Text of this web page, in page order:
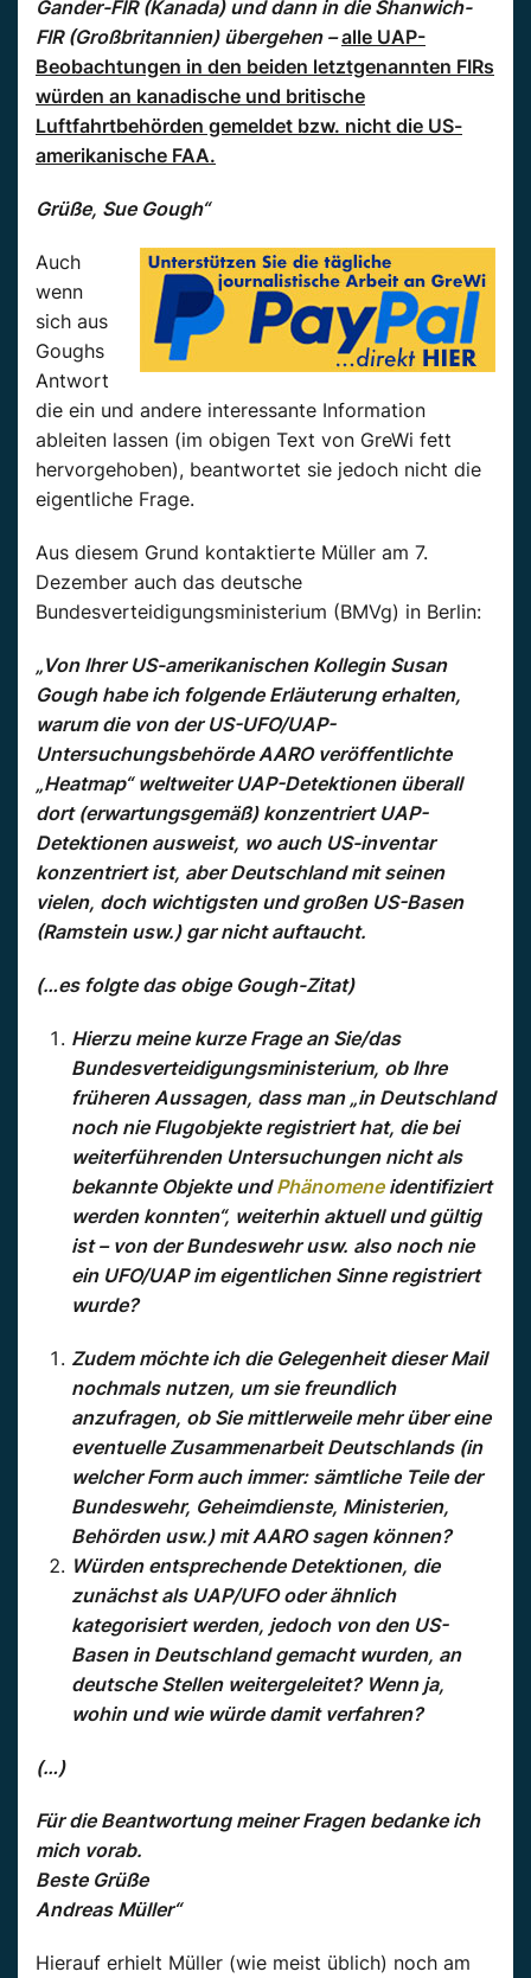
Gander-FIR (Kanada) und dann in die Shanwich-
FIR (Großbritannien) übergehen –alle UAP-
Beobachtungen in den beiden letztgenannten FIRs
würden an kanadische und britische
Luftfahrtbehörden gemeldet bzw. nicht die US-
amerikanische FAA.
Grüße, Sue Gough“
Auch
wenn
sich aus
Goughs
Antwort
die ein und andere interessante Information
ableiten lassen (im obigen Text von GreWi fett
hervorgehoben), beantwortet sie jedoch nicht die
eigentliche Frage.
Aus diesem Grund kontaktierte Müller am 7.
Dezember auch das deutsche
Bundesverteidigungsministerium (BMVg) in Berlin:
„Von Ihrer US-amerikanischen Kollegin Susan
Gough habe ich folgende Erläuterung erhalten,
warum die von der US-UFO/UAP-
Untersuchungsbehörde AARO veröffentlichte
„Heatmap“ weltweiter UAP-Detektionen überall
dort (erwartungsgemäß) konzentriert UAP-
Detektionen ausweist, wo auch US-inventar
konzentriert ist, aber Deutschland mit seinen
vielen, doch wichtigsten und großen US-Basen
(Ramstein usw.) gar nicht auftaucht.
(…es folgte das obige Gough-Zitat)
Hierzu meine kurze Frage an Sie/das
Bundesverteidigungsministerium, ob Ihre
früheren Aussagen, dass man „in Deutschland
noch nie Flugobjekte registriert hat, die bei
weiterführenden Untersuchungen nicht als
bekannte Objekte undPhänomeneidentifiziert
werden konnten“, weiterhin aktuell und gültig
ist – von der Bundeswehr usw. also noch nie
ein UFO/UAP im eigentlichen Sinne registriert
wurde?
Zudem möchte ich die Gelegenheit dieser Mail
nochmals nutzen, um sie freundlich
anzufragen, ob Sie mittlerweile mehr über eine
eventuelle Zusammenarbeit Deutschlands (in
welcher Form auch immer: sämtliche Teile der
Bundeswehr, Geheimdienste, Ministerien,
Behörden usw.) mit AARO sagen können?
Würden entsprechende Detektionen, die
zunächst als UAP/UFO oder ähnlich
kategorisiert werden, jedoch von den US-
Basen in Deutschland gemacht wurden, an
deutsche Stellen weitergeleitet? Wenn ja,
wohin und wie würde damit verfahren?
(…)
Für die Beantwortung meiner Fragen bedanke ich
mich vorab.
Beste Grüße
Andreas Müller“
Hierauf erhielt Müller (wie meist üblich) noch am